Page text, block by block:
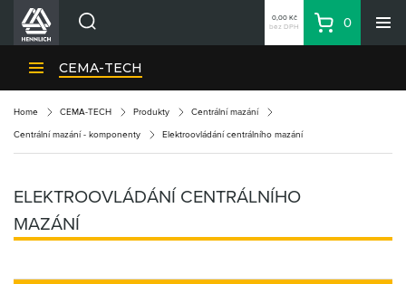
Divize HENNLICH
Blog
O firmě
Kontakty
0,00 Kč
bez DPH
Košík
0
CEMA-TECH
Home CEMA-TECH Produkty Centrální mazání
Centrální mazání - komponenty Elektroovládání centrálního mazání
ELEKTROOVLÁDÁNÍ CENTRÁLNÍHO
MAZÁNÍ